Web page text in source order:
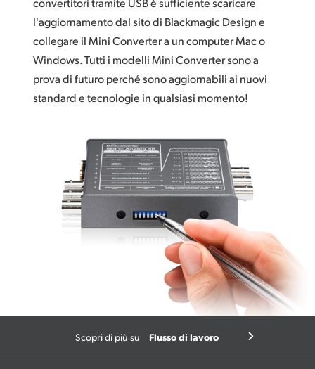
l'aggiornamento dal sito di Blackmagic Design e
collegare il Mini Converter a un computer Mac o
Windows. Tutti i modelli Mini Converter sono a
prova di futuro perché sono aggiornabili ai nuovi
standard e tecnologie in qualsiasi momento!
Scopri di più su Flusso di lavoro